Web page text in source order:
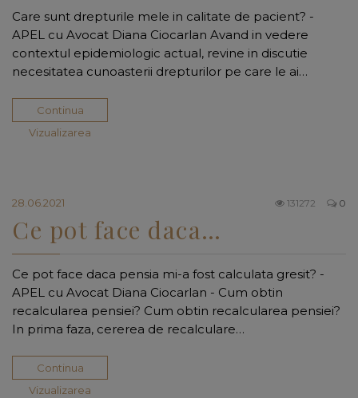
Care sunt drepturile mele in calitate de pacient? -
APEL cu Avocat Diana Ciocarlan Avand in vedere
contextul epidemiologic actual, revine in discutie
necesitatea cunoasterii drepturilor pe care le ai…
Continua
Vizualizarea
28.06.2021 0
131272
Ce pot face daca…
Ce pot face daca pensia mi-a fost calculata gresit? -
APEL cu Avocat Diana Ciocarlan - Cum obtin
recalcularea pensiei? Cum obtin recalcularea pensiei?
In prima faza, cererea de recalculare…
Continua
Vizualizarea